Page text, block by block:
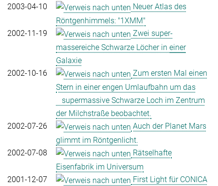
2003-04-10
Neuer Atlas des
Röntgenhimmels: "1XMM"
2002-11-19
Zwei super-
massereiche Schwarze Löcher in einer
Galaxie
2002-10-16
Zum ersten Mal einen
Stern in einer engen Umlaufbahn um das
supermassive Schwarze Loch im Zentrum
der Milchstraße beobachtet.
2002-07-26
Auch der Planet Mars
glimmt im Röntgenlicht.
2002-07-08
Rätselhafte
Eisenfabrik im Universum
2001-12-07
First Light für CONICA